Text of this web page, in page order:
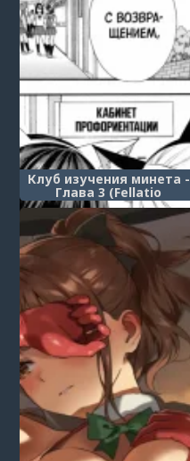
Клуб изучения минета -
Глава 3 (Fellatio
Kenkyuubu)